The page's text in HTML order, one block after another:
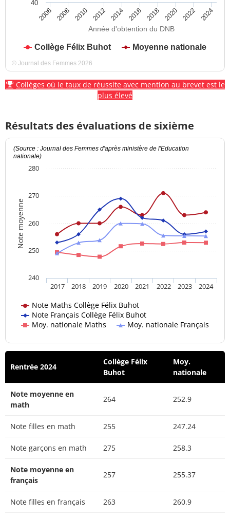
Année d'obtention du DNB
Collège Félix Buhot Moyenne nationale
2006 2008 2010 2012 2014 2016 2018 2020 2022 2024
40
© Journal des Femmes 2026
Collèges où le taux de réussite avec mention au brevet est le
plus élevé
Résultats des évaluations de sixième
Note moyenne
(Source : Journal des Femmes d'après ministère de l'Education
nationale)
Note Maths Collège Félix Buhot
Note Français Collège Félix Buhot
Moy. nationale Maths
Moy. nationale Français
2017 2018 2019 2020 2021 2022 2023 2024
240
250
260
270
280
Rentrée 2024
Collège Félix
Buhot
Moy.
nationale
Note moyenne en
math
264 252.9
Note filles en math 255 247.24
Note garçons en math 275 258.3
Note moyenne en
français
257 255.37
Note filles en français 263 260.9